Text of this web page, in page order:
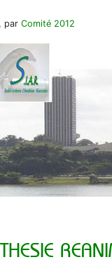
, par Comité 2012